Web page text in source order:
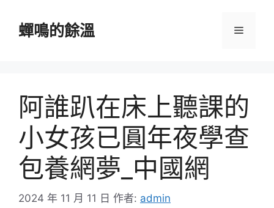
蟬鳴的餘溫 選
阿誰趴在床上聽課的
小女孩已圓年夜學查
包養網夢_中國網
2024 年 11 月 11 日 作者: admin